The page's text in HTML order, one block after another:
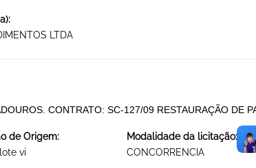
LTDA
CONTRATO: SC-127/09 RESTAURAÇÃO DE
de Origem:
vi
Modalidade da licitação:
CONCORRENCIA